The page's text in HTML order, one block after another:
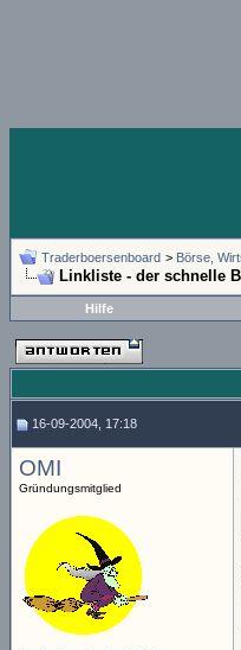
Traderboersenboard > Börse,
Linkliste - der schnelle
Hilfe
16-09-2004, 17:18
OMI
Gründungsmitglied